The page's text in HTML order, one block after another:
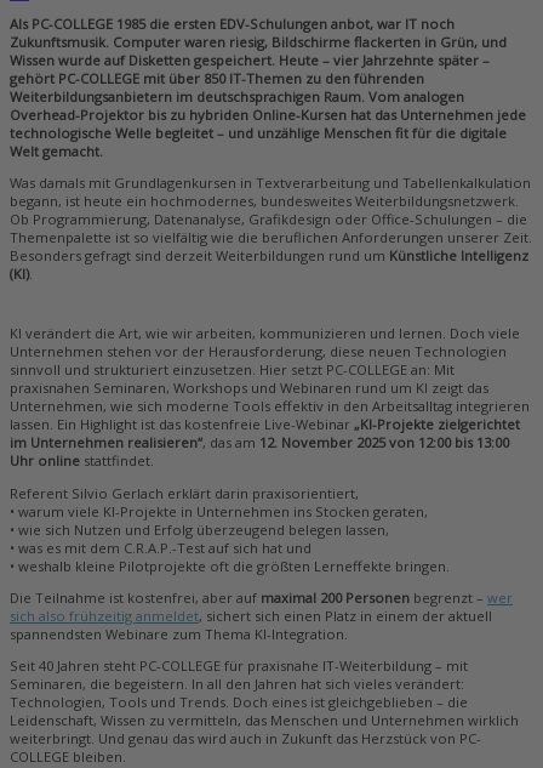
Als PC-COLLEGE 1985 die ersten EDV-Schulungen anbot, war IT noch
Zukunftsmusik. Computer waren riesig, Bildschirme flackerten in Grün, und
Wissen wurde auf Disketten gespeichert. Heute – vier Jahrzehnte später –
gehört PC-COLLEGE mit über 850 IT-Themen zu den führenden
Weiterbildungsanbietern im deutschsprachigen Raum. Vom analogen
Overhead-Projektor bis zu hybriden Online-Kursen hat das Unternehmen jede
technologische Welle begleitet – und unzählige Menschen fit für die digitale
Welt gemacht.
Was damals mit Grundlagenkursen in Textverarbeitung und Tabellenkalkulation
begann, ist heute ein hochmodernes, bundesweites Weiterbildungsnetzwerk.
Ob Programmierung, Datenanalyse, Grafikdesign oder Office-Schulungen – die
Themenpalette ist so vielfältig wie die beruflichen Anforderungen unserer Zeit.
Besonders gefragt sind derzeit Weiterbildungen rund um Künstliche Intelligenz
(KI).
KI verändert die Art, wie wir arbeiten, kommunizieren und lernen. Doch viele
Unternehmen stehen vor der Herausforderung, diese neuen Technologien
sinnvoll und strukturiert einzusetzen. Hier setzt PC-COLLEGE an: Mit
praxisnahen Seminaren, Workshops und Webinaren rund um KI zeigt das
Unternehmen, wie sich moderne Tools effektiv in den Arbeitsalltag integrieren
lassen. Ein Highlight ist das kostenfreie Live-Webinar „KI-Projekte zielgerichtet
im Unternehmen realisieren“, das am 12. November 2025 von 12:00 bis 13:00
Uhr online stattfindet.
Referent Silvio Gerlach erklärt darin praxisorientiert,
• warum viele KI-Projekte in Unternehmen ins Stocken geraten,
• wie sich Nutzen und Erfolg überzeugend belegen lassen,
• was es mit dem C.R.A.P.-Test auf sich hat und
• weshalb kleine Pilotprojekte oft die größten Lerneffekte bringen.
Die Teilnahme ist kostenfrei, aber auf maximal 200 Personen begrenzt – wer
sich also frühzeitig anmeldet, sichert sich einen Platz in einem der aktuell
spannendsten Webinare zum Thema KI-Integration.
Seit 40 Jahren steht PC-COLLEGE für praxisnahe IT-Weiterbildung – mit
Seminaren, die begeistern. In all den Jahren hat sich vieles verändert:
Technologien, Tools und Trends. Doch eines ist gleichgeblieben – die
Leidenschaft, Wissen zu vermitteln, das Menschen und Unternehmen wirklich
weiterbringt. Und genau das wird auch in Zukunft das Herzstück von PC-
COLLEGE bleiben.